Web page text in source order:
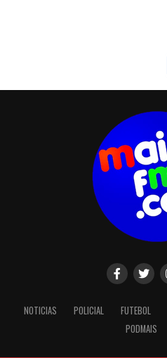
NOTICIAS POLICIAL FUTEBOL
PODMAIS